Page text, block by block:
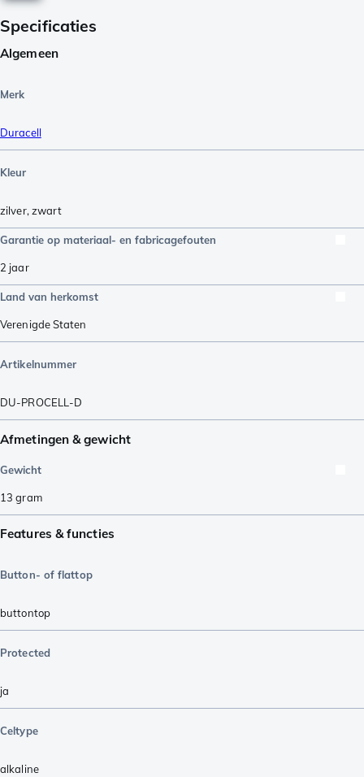
Specificaties
Algemeen
Merk
Duracell
Kleur
zilver,zwart
Garantie op materiaal- en fabricagefouten
2 jaar
Land van herkomst
Verenigde Staten
Artikelnummer
DU-PROCELL-D
Afmetingen & gewicht
Gewicht
13 gram
Features & functies
Button- of flattop
buttontop
Protected
ja
Celtype
alkaline